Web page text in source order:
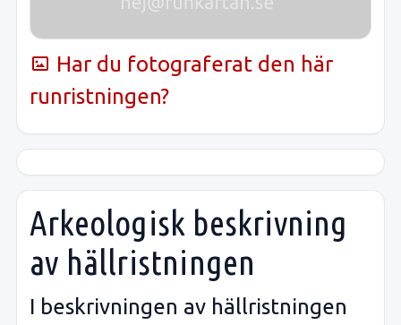
Har du fotograferat den här
runristningen?
Arkeologisk beskrivning
av hällristningen
I beskrivningen av hällristningen